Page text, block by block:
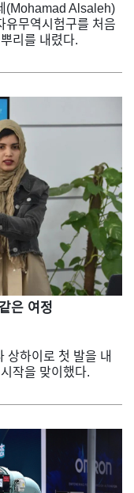
(Mohamad Alsaleh)
유무역시험구를 처음
리를 내렸다.
은 여정
상하이로 첫 발을 내
작을 맞이했다.